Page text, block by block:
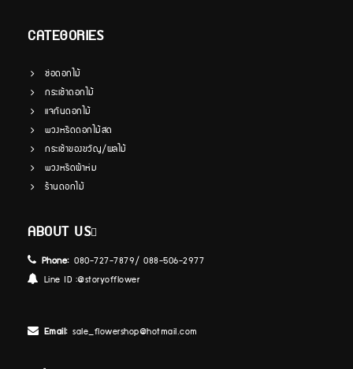
CATEGORIES
ช่อดอกไม้
กระเช้าดอกไม้
แจกันดอกไม้
พวงหรีดดอกไม้สด
กระเช้าของขวัญ/ผลไม้
พวงหรีดผ้าห่ม
ร้านดอกไม้
ABOUT US
Phone:080-727-7879/ 088-506-2977
Line ID :@storyofflower
Email: sale_flowershop@hotmail.com